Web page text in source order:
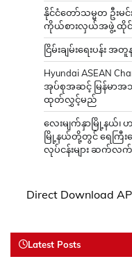
နိုင်ငံတော်သမ္မတ ဦးမ
ကိုယ်စားလှယ်အဖွဲ့ ထိုင်း
ငြိမ်းချမ်းရေးပန်း အတူ
Hyundai ASEAN
အုပ်စုအဆင့် မြန်မာ
ထုတ်လွှင့်မည်
လေးမျက်နှာမြို့နယ်၊
မြို့နယ်တို့တွင် ရေကြီး
လုပ်ငန်းများ ဆက်လ
Direct Download
Latest Posts